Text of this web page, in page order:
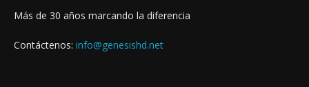
Más de 30 años marcando la diferencia
Contáctenos: info@genesishd.net